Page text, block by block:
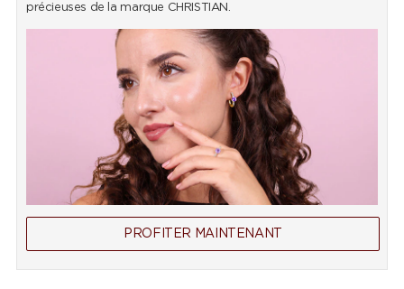
précieuses de la marque CHRISTIAN.
PROFITER MAINTENANT